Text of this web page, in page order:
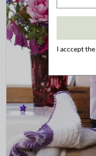
I acccept the